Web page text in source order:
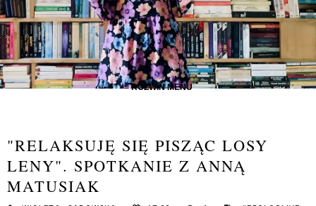
≡ ROZWIŃ MENU
"RELAKSUJĘ SIĘ PISZĄC LOSY
LENY". SPOTKANIE Z ANNĄ
MATUSIAK